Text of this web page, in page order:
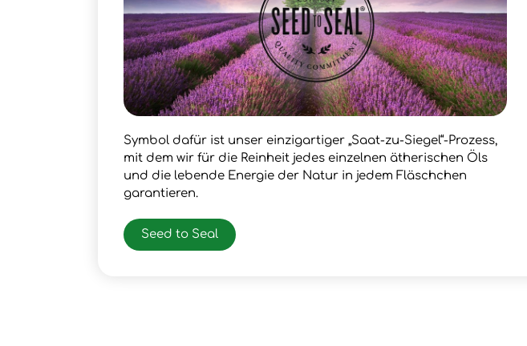
Symbol dafür ist unser einzigartiger „Saat-zu-Siegel“-Prozess,
mit dem wir für die Reinheit jedes einzelnen ätherischen Öls
und die lebende Energie der Natur in jedem Fläschchen
garantieren.
Seed to Seal